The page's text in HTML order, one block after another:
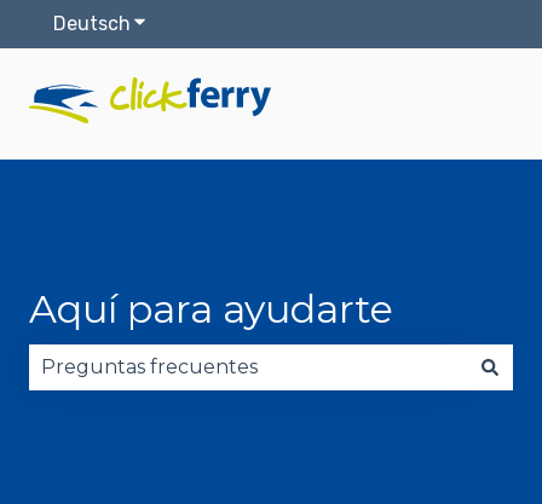
Deutsch Untermenü für Übersetzungen anzeigen
Aquí para ayudarte